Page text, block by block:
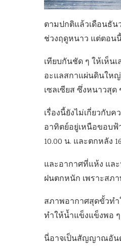
ตามปกติแล้วเดือนธัน
ช่วงฤดูหนาว แต่ตอน
เทียบกันชัด ๆ ให้เห็น
อะแลสกาแผ่นดินใหญ่
เซลเซียส ซึ่งหนาวสุด
เรื่องนี้ยังไม่เกี่ยวกับ
อาทิตย์อยู่เหนือขอบ
10.00 น. และตกหลัง
และอากาศที่แห้ง แล
ฝนตกหนัก เพราะสภ
สภาพอากาศสุดขั้วทำ
ทำให้น้ำแข็งแข็งพอ
นี่อาจเป็นสัญญาณอัน